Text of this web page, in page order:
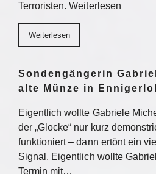
Terroristen. Weiterlesen
Weiterlesen
Sondengängerin
alte Münze in
Eigentlich wollte Gabriele
der „Glocke“ nur kurz
funktioniert – dann ertönt ein
Signal. Eigentlich wollte
Termin mit…